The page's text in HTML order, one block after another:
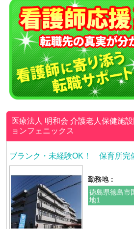
医療法人 明和会介護老人保健施
ョンフェニックス
ブランク・未経験OK！ 保育所完
勤務地：
徳島県徳島市
地1